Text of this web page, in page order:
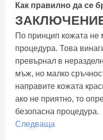
Как правилно да се
По принцип кожата не
процедура. Това
превърнал в
мъж, но малко
направите кожата
ако не приятно, то
безопасна процедура.
Следваща